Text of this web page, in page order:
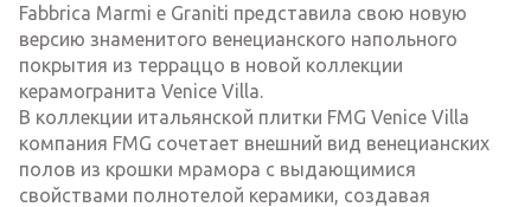
Fabbrica Marmi e Graniti представила свою новую
версию знаменитого венецианского напольного
покрытия из терраццо в новой коллекции
керамогранита Venice Villa.
В коллекции итальянской плитки FMG Venice Villa
компания FMG сочетает внешний вид венецианских
полов из крошки мрамора с выдающимися
свойствами полнотелой керамики, создавая